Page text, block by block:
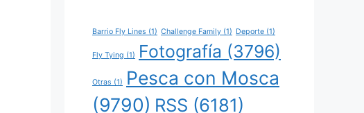
Barrio Fly Lines (1) Challenge Family (1) Deporte (1)
Fly Tying (1) Fotografía (3796)
Otras (1)
Pesca con Mosca
(9790) RSS (6181)